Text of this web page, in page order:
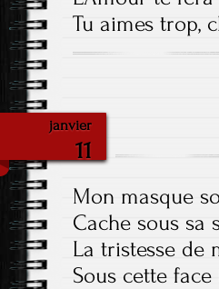
Tu aimes trop,
janvier
11
Mon masque
Cache sous sa
La tristesse de
Sous cette